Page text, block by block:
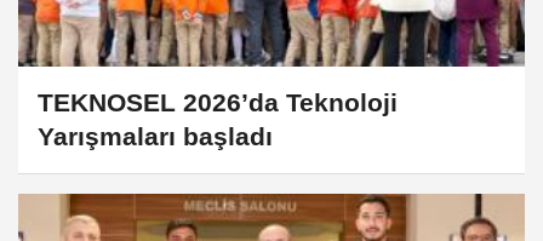
TEKNOSEL 2026’da Teknoloji
Yarışmaları başladı